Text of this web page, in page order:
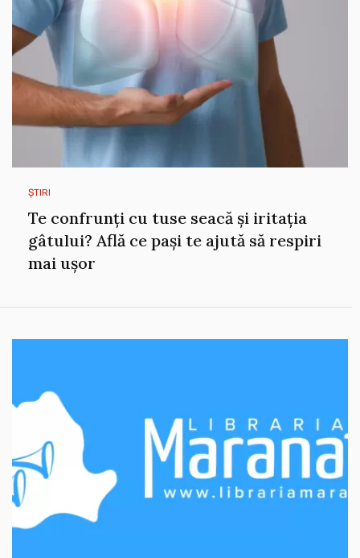
ȘTIRI
Te confrunți cu tuse seacă și iritația
gâtului? Află ce pași te ajută să respiri
mai ușor